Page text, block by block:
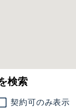
検索
契約可のみ表示